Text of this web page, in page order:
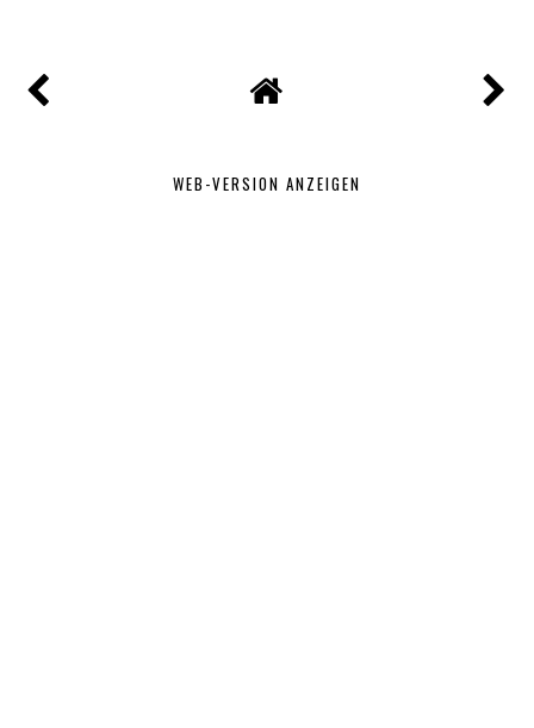
WEB-VERSION ANZEIGEN